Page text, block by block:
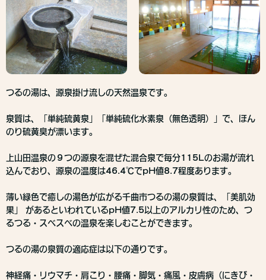
つるの湯は、源泉掛け流しの天然温泉です。
泉質は、「単純硫黄泉」「単純硫化水素泉（無色透明）」で、ほん
のり硫黄臭が漂います。
上山田温泉の９つの源泉を混ぜた混合泉で毎分115Lのお湯が流れ
込んでおり、源泉の温度は46.4℃でpH値8.7程度あります。
薄い緑色で癒しの湯色が広がる千曲市つるの湯の泉質は、「 美肌効
果 」 があるといわれているpH値7.5以上のアルカリ性のため、つ
るつる・スベスベの温泉を楽しむことができます。
つるの湯の泉質の適応症は以下の通りです。
神経痛・リウマチ・肩こり・腰痛・脚気・痛風・皮膚病（にきび・